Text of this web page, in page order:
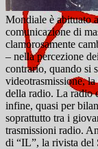
Mondiale è abituato
comunicazione di
clamorosamente
– nella percezione
contrario, quando si
videotrasmissione,
della radio. La radio
infine, quasi per
soprattutto tra i
trasmissioni radio.
di “IL”, la rivista del